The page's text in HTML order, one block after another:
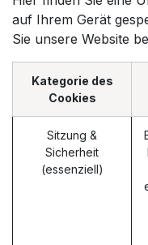
auf Ihrem Gerät
Sie unsere Website
Kategorie des
Cookies
Sitzung &
Sicherheit
(essenziell)